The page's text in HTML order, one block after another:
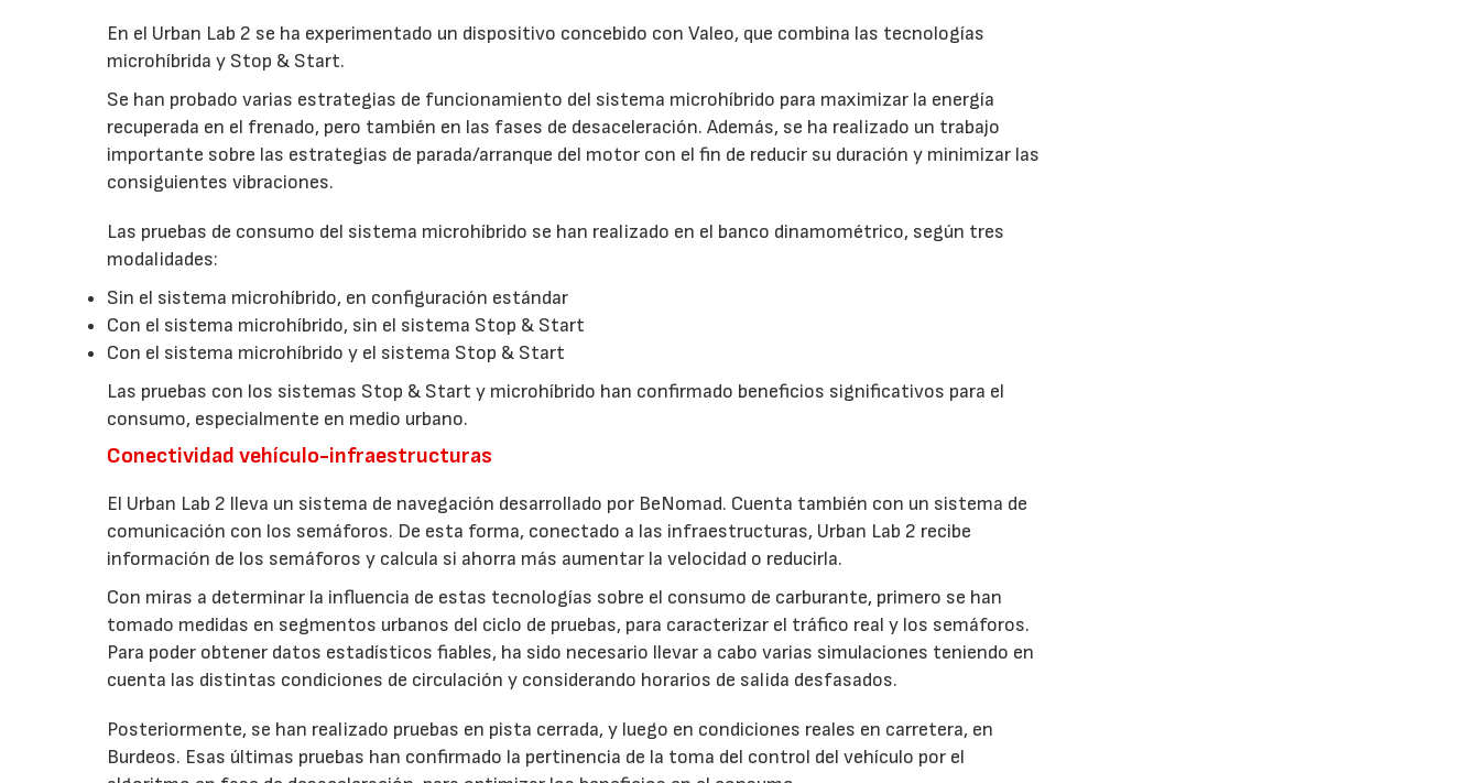
En el Urban Lab 2 se ha experimentado un dispositivo concebido con Valeo, que combina las tecnologías
microhíbrida y Stop & Start.
Se han probado varias estrategias de funcionamiento del sistema microhíbrido para maximizar la energía
recuperada en el frenado, pero también en las fases de desaceleración. Además, se ha realizado un trabajo
importante sobre las estrategias de parada/arranque del motor con el fin de reducir su duración y minimizar las
consiguientes vibraciones.
Las pruebas de consumo del sistema microhíbrido se han realizado en el banco dinamométrico, según tres
modalidades:
Sin el sistema microhíbrido, en configuración estándar
Con el sistema microhíbrido, sin el sistema Stop & Start
Con el sistema microhíbrido y el sistema Stop & Start
Las pruebas con los sistemas Stop & Start y microhíbrido han confirmado beneficios significativos para el
consumo, especialmente en medio urbano.
Conectividad vehículo-infraestructuras
El Urban Lab 2 lleva un sistema de navegación desarrollado por BeNomad. Cuenta también con un sistema de
comunicación con los semáforos. De esta forma, conectado a las infraestructuras, Urban Lab 2 recibe
información de los semáforos y calcula si ahorra más aumentar la velocidad o reducirla.
Con miras a determinar la influencia de estas tecnologías sobre el consumo de carburante, primero se han
tomado medidas en segmentos urbanos del ciclo de pruebas, para caracterizar el tráfico real y los semáforos.
Para poder obtener datos estadísticos fiables, ha sido necesario llevar a cabo varias simulaciones teniendo en
cuenta las distintas condiciones de circulación y considerando horarios de salida desfasados.
Posteriormente, se han realizado pruebas en pista cerrada, y luego en condiciones reales en carretera, en
Burdeos. Esas últimas pruebas han confirmado la pertinencia de la toma del control del vehículo por el